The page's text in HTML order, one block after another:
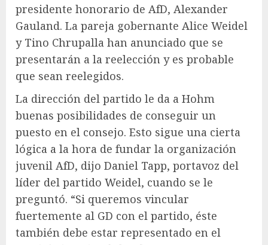
presidente honorario de AfD, Alexander
Gauland. La pareja gobernante Alice Weidel
y Tino Chrupalla han anunciado que se
presentarán a la reelección y es probable
que sean reelegidos.
La dirección del partido le da a Hohm
buenas posibilidades de conseguir un
puesto en el consejo. Esto sigue una cierta
lógica a la hora de fundar la organización
juvenil AfD, dijo Daniel Tapp, portavoz del
líder del partido Weidel, cuando se le
preguntó. “Si queremos vincular
fuertemente al GD con el partido, éste
también debe estar representado en el